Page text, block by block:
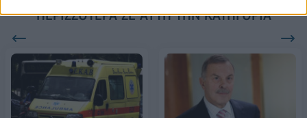
ΠΕΡΙΣΣΌΤΕΡΑ ΣΕ ΑΥΤΉ ΤΗΝ ΚΑΤΗΓΟΡΊΑ